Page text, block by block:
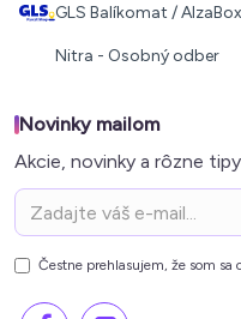
GLS Balíkomat / AlzaBox
Nitra - Osobný odber
Novinky mailom
Akcie, novinky a rôzne tipy
Čestne prehlasujem, že som sa